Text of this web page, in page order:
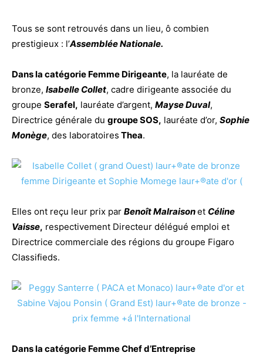
Tous se sont retrouvés dans un lieu, ô combien
prestigieux : l’Assemblée Nationale.
Dans la catégorie Femme Dirigeante, la lauréate de
bronze, Isabelle Collet, cadre dirigeante associée du
groupe Serafel, lauréate d’argent, Mayse Duval,
Directrice générale du groupe SOS, lauréate d’or, Sophie
Monège, des laboratoires Thea.
Elles ont reçu leur prix par Benoît Malraisonet Céline
Vaisse, respectivement Directeur délégué emploi et
Directrice commerciale des régions du groupe Figaro
Classifieds.
Dans la catégorie FemmeChef d’Entreprise